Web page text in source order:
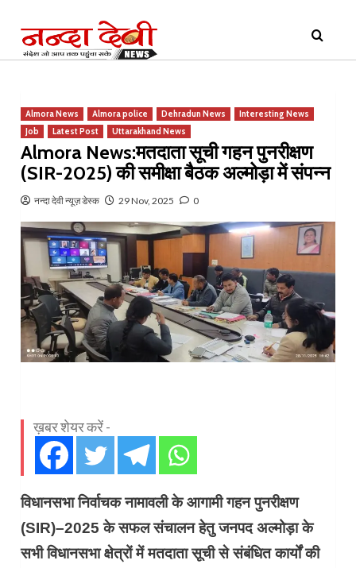
content
Menu
Almora News Almora police Dehradun News
Interesting News
Job
Latest Post Uttarakhand News
Almora News:मतदाता सूची गहन पुनरीक्षण
(SIR-2025) की समीक्षा बैठक अल्मोड़ा में संपन्न
नन्दा देवी न्यूज़ डेस्क 29 Nov, 2025 0
ख़बर शेयर करें -
विधानसभा निर्वाचक नामावली के आगामी गहन पुनरीक्षण
(SIR)–2025 के सफल संचालन हेतु जनपद अल्मोड़ा के
सभी विधानसभा क्षेत्रों में मतदाता सूची से संबंधित कार्यों की